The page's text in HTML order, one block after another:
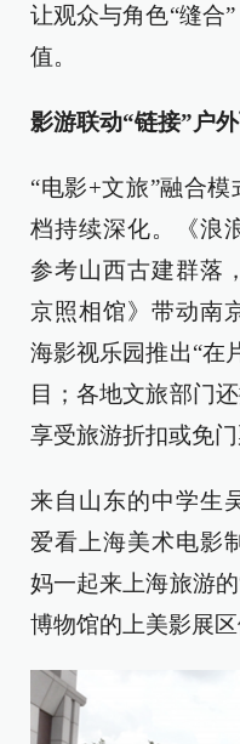
让观众与角色“缝合
值。
影游联动“链接”户
“电影+文旅”融合
档持续深化。《浪
参考山西古建群落
京照相馆》带动南
海影视乐园推出“在
目；各地文旅部门
享受旅游折扣或免门
来自山东的中学生
爱看上海美术电影
妈一起来上海旅游
博物馆的上美影展区